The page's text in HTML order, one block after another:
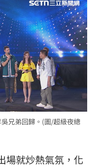
兄弟回歸。(圖/超級夜總
場就炒熱氣氛，化